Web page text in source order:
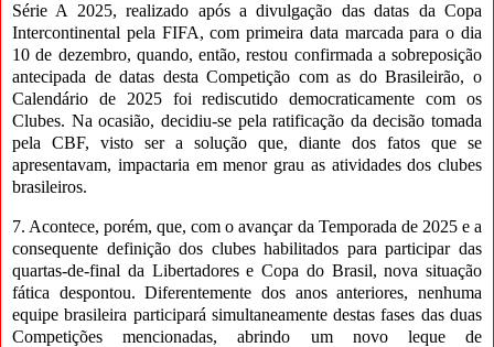
Série A 2025, realizado após a divulgação das datas da Copa
Intercontinental pela FIFA, com primeira data marcada para o dia
10 de dezembro, quando, então, restou confirmada a sobreposição
antecipada de datas desta Competição com as do Brasileirão, o
Calendário de 2025 foi rediscutido democraticamente com os
Clubes. Na ocasião, decidiu-se pela ratificação da decisão tomada
pela CBF, visto ser a solução que, diante dos fatos que se
apresentavam, impactaria em menor grau as atividades dos clubes
brasileiros.
7. Acontece, porém, que, com o avançar da Temporada de 2025 e a
consequente definição dos clubes habilitados para participar das
quartas-de-final da Libertadores e Copa do Brasil, nova situação
fática despontou. Diferentemente dos anos anteriores, nenhuma
equipe brasileira participará simultaneamente destas fases das duas
Competições mencionadas, abrindo um novo leque de